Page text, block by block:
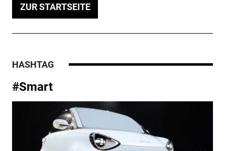
ZUR STARTSEITE
HASHTAG
#Smart